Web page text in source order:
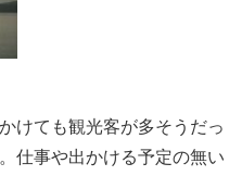
けても観光客が多そうだっ
仕事や出かける予定の無い